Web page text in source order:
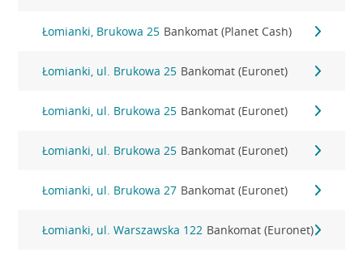
Łomianki, Brukowa 25 Bankomat (Planet Cash)
Łomianki, ul. Brukowa 25 Bankomat (Euronet)
Łomianki, ul. Brukowa 25 Bankomat (Euronet)
Łomianki, ul. Brukowa 25 Bankomat (Euronet)
Łomianki, ul. Brukowa 27 Bankomat (Euronet)
Łomianki, ul. Warszawska 122 Bankomat (Euronet)